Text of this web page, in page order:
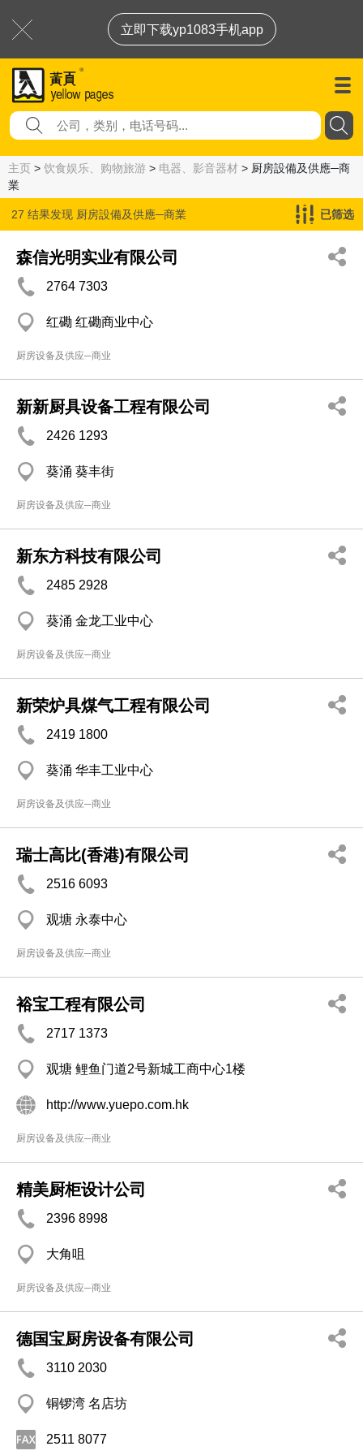
立即下载yp1083手机app
主页 > 饮食娱乐、购物旅游 > 电器、影音器材 > 厨房設備及供應─商
業
27 结果发现 厨房設備及供應─商業 已筛选
森信光明实业有限公司
2764 7303
红磡 红磡商业中心
厨房设备及供应─商业
新新厨具设备工程有限公司
2426 1293
葵涌 葵丰街
厨房设备及供应─商业
新东方科技有限公司
2485 2928
葵涌 金龙工业中心
厨房设备及供应─商业
新荣炉具煤气工程有限公司
2419 1800
葵涌 华丰工业中心
厨房设备及供应─商业
瑞士高比(香港)有限公司
2516 6093
观塘 永泰中心
厨房设备及供应─商业
裕宝工程有限公司
2717 1373
观塘 鲤鱼门道2号新城工商中心1楼
http://www.yuepo.com.hk
厨房设备及供应─商业
精美厨柜设计公司
2396 8998
大角咀
厨房设备及供应─商业
德国宝厨房设备有限公司
3110 2030
铜锣湾 名店坊
2511 8077